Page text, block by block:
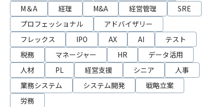
M＆A
経理 M&A 経営管理
SRE
プロフェッショナル
アドバイザリー
フレックス
IPO AX AI
テスト
税務
マネージャー HR
データ活用
人材
PL 経営支援 シニア
人事
業務システム
システム開発
戦略立案
労務